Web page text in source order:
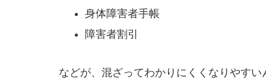
身体障害者手帳
障害者割引
などが、混ざってわかりにくくなりやすい